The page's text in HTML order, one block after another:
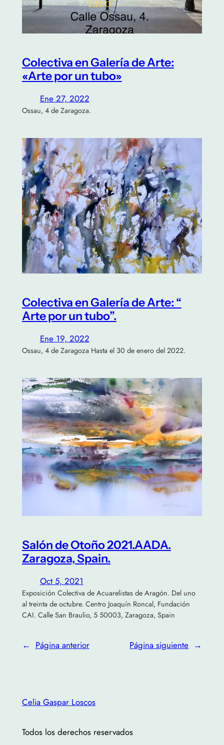
Colectiva en Galería de Arte:
«Arte por un tubo»
Ene 27, 2022
Ossau, 4 de Zaragoza.
Colectiva en Galería de Arte: “
Arte por un tubo”.
Ene 19, 2022
Ossau, 4 de Zaragoza Hasta el 30 de enero del 2022.
Salón de Otoño 2021.AADA.
Zaragoza, Spain.
Oct 5, 2021
Exposición Colectiva de Acuarelistas de Aragón. Del uno
al treinta de octubre. Centro Joaquín Roncal, Fundación
CAI. Calle San Braulio, 5 50003, Zaragoza, Spain
← Página anterior Página siguiente →
Celia Gaspar Loscos
Todos los derechos reservados